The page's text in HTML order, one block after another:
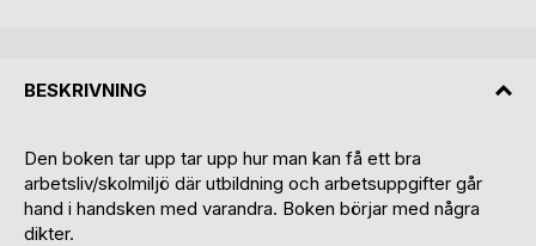
BESKRIVNING
Den boken tar upp tar upp hur man kan få ett bra
arbetsliv/skolmiljö där utbildning och arbetsuppgifter går
hand i handsken med varandra. Boken börjar med några
dikter.